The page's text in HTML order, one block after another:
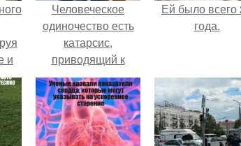
и
в
Человеческое
одиночество есть
катарсис,
приводящий к
осознанию
ущербности бытия
и социальных
контактов как
Ей было всего
года.